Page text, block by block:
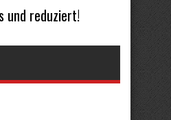
und reduziert!